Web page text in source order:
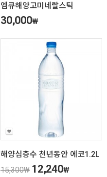
엠큐해양고미네랄스틱
30,000₩
해양심층수 천년동안 에코1.2L
15,300₩ 12,240₩